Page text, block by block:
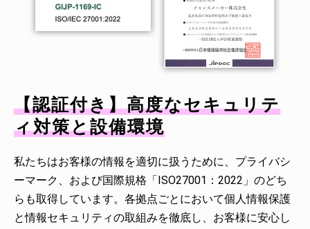
【認証付き】高度なセキュリテ
ィ対策と設備環境
私たちはお客様の情報を適切に扱うために、プライバシ
ーマーク、および国際規格「ISO27001：2022」のどち
らも取得しています。各拠点ごとにおいて個人情報保護
と情報セキュリティの取組みを徹底し、お客様に安心し